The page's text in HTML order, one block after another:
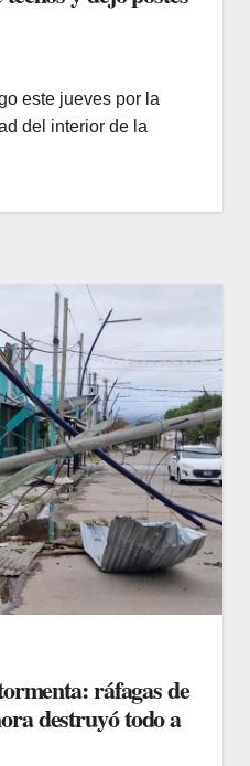
este jueves por la
del interior de la
ráfagas de
destruyó todo a